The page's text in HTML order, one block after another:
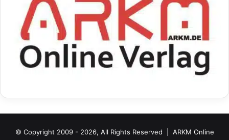
© Copyright 2009 - 2026, All Rights Reserved | ARKM Online